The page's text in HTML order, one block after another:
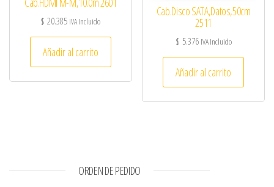
$ 20.385 IVA Incluido
Añadir al carrito
Cab.Disco SATA,Datos,50cm
2511
$ 5.376 IVA Incluido
Añadir al carrito
ORDEN DE PEDIDO